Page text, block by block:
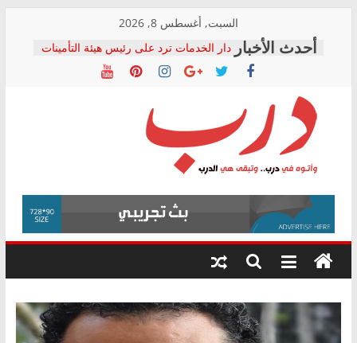
content
السبت, أغسطس 8, 2026
دار الخدمات ترد على رئيس هيئة التأمينات
بعد مؤتمره الصحفي: إنكار الأزمة لا ينهي
معاناة أصحاب المعاشات.. ونطالب بكشف
فرحات سليمان يكتب: القطاع الصحي إلى
أين؟
حزب التحالف الشعبي يطلق لجنة “الحق
في الصحة” بالإسكندرية لرصد الانتهاكات
ودعم المرضى
الوزاري لمدينة الصحفيين.. وانتهاء أعمال
إنشاء المبنى الإداري
المجلس القومي لحقوق الإنسان يعلن
متابعة قضية الدكتور محمد زهران.. ويؤكد:
قرينة البراءة وضمانات المحاكمة العادلة
درب
وأتوه
درب..
وتبقى
هي